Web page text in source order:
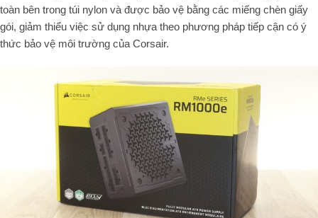
toàn bên trong túi nylon và được bảo vệ bằng các miếng chèn giấy
gói, giảm thiểu việc sử dụng nhựa theo phương pháp tiếp cận có ý
thức bảo vệ môi trường của Corsair.